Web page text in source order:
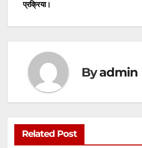
p
k
er
प्रक्रिया।
Byadmin
Related Post